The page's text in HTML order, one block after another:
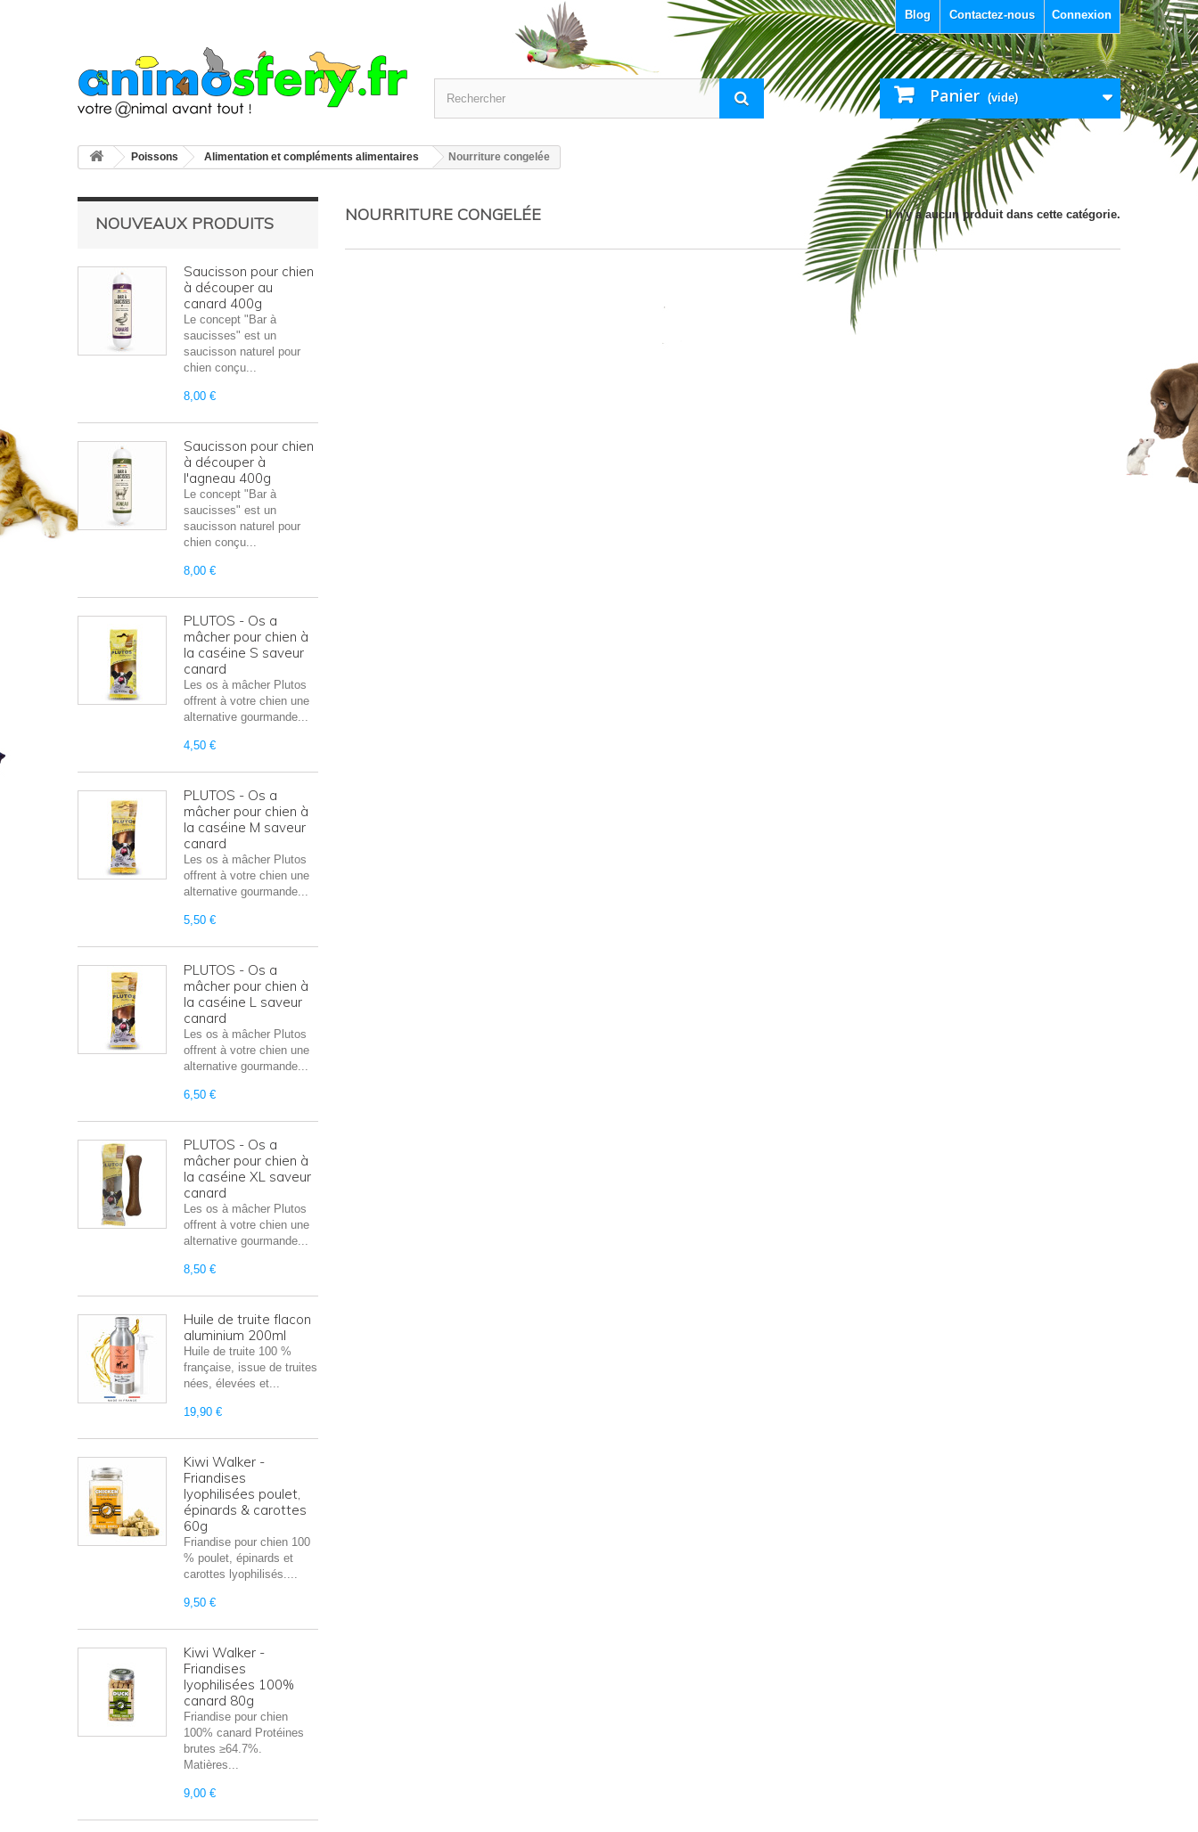
Connexion
Contactez-nous
Blog
Panier (vide)
Poissons Alimentation et compléments alimentaires Nourriture congelée
NOUVEAUX PRODUITS
Saucisson pour chien
à découper au
canard 400g
Le concept "Bar à
saucisses" est un
saucisson naturel pour
chien conçu...
8,00 €
Saucisson pour chien
à découper à
l'agneau 400g
Le concept "Bar à
saucisses" est un
saucisson naturel pour
chien conçu...
8,00 €
PLUTOS - Os a
mâcher pour chien à
la caséine S saveur
canard
Les os à mâcher Plutos
offrent à votre chien une
alternative gourmande...
4,50 €
PLUTOS - Os a
mâcher pour chien à
la caséine M saveur
canard
Les os à mâcher Plutos
offrent à votre chien une
alternative gourmande...
5,50 €
PLUTOS - Os a
mâcher pour chien à
la caséine L saveur
canard
Les os à mâcher Plutos
offrent à votre chien une
alternative gourmande...
6,50 €
PLUTOS - Os a
mâcher pour chien à
la caséine XL saveur
canard
Les os à mâcher Plutos
offrent à votre chien une
alternative gourmande...
8,50 €
Huile de truite flacon
aluminium 200ml
Huile de truite 100 %
française, issue de truites
nées, élevées et...
19,90 €
Kiwi Walker -
Friandises
lyophilisées poulet,
épinards & carottes
60g
Friandise pour chien 100
% poulet, épinards et
carottes lyophilisés....
9,50 €
Kiwi Walker -
Friandises
lyophilisées 100%
canard 80g
Friandise pour chien
100% canard Protéines
brutes ≥64.7%.
Matières...
9,00 €
NOURRITURE CONGELÉE Il n'y a aucun produit dans cette catégorie.